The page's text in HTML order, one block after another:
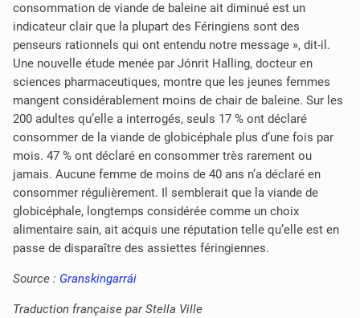
consommation de viande de baleine ait diminué est un
indicateur clair que la plupart des Féringiens sont des
penseurs rationnels qui ont entendu notre message », dit-il.
Une nouvelle étude menée par Jónrit Halling, docteur en
sciences pharmaceutiques, montre que les jeunes femmes
mangent considérablement moins de chair de baleine. Sur les
200 adultes qu’elle a interrogés, seuls 17 % ont déclaré
consommer de la viande de globicéphale plus d’une fois par
mois. 47 % ont déclaré en consommer très rarement ou
jamais. Aucune femme de moins de 40 ans n’a déclaré en
consommer régulièrement. Il semblerait que la viande de
globicéphale, longtemps considérée comme un choix
alimentaire sain, ait acquis une réputation telle qu’elle est en
passe de disparaître des assiettes féringiennes.
Source : Granskingarrái
Traduction française par Stella Ville